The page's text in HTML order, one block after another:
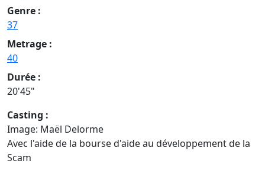
Genre :
37
Metrage :
40
Durée :
20'45"
Casting :
Image: Maël Delorme
Avec l'aide de la bourse d'aide au développement de la
Scam